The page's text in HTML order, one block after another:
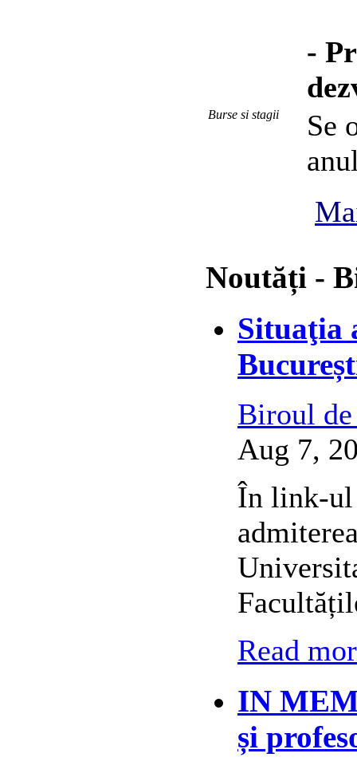
-
Burse si stagii
Se
Noutăți -
Situaţia
Biroul
Aug 7,
În link-ul
Read
IN
și